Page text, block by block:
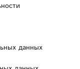
данных